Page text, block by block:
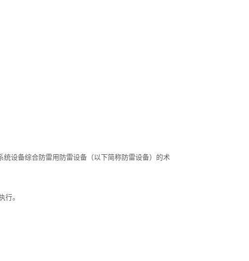
统设备综合防雷用防雷设备（以下简称防雷设备）的术
行。